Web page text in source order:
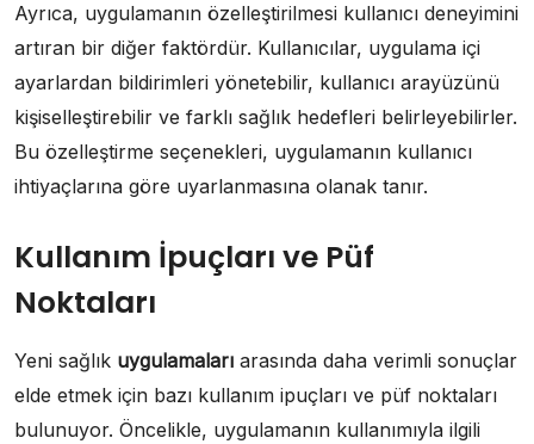
Ayrıca, uygulamanın özelleştirilmesi kullanıcı deneyimini
artıran bir diğer faktördür. Kullanıcılar, uygulama içi
ayarlardan bildirimleri yönetebilir, kullanıcı arayüzünü
kişiselleştirebilir ve farklı sağlık hedefleri belirleyebilirler.
Bu özelleştirme seçenekleri, uygulamanın kullanıcı
ihtiyaçlarına göre uyarlanmasına olanak tanır.
Kullanım İpuçları ve Püf
Noktaları
Yeni sağlık uygulamaları arasında daha verimli sonuçlar
elde etmek için bazı kullanım ipuçları ve püf noktaları
bulunuyor. Öncelikle, uygulamanın kullanımıyla ilgili